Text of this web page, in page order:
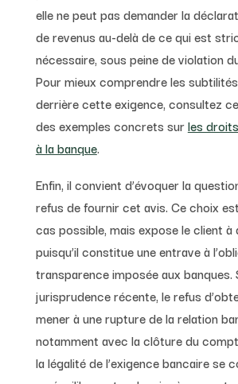
elle ne peut pas demander la
de revenus au-delà de ce qui est
nécessaire, sous peine de violation
Pour mieux comprendre les
derrière cette exigence, consultez
des exemples concrets surles
à la banque.
Enfin, il convient d’évoquer la
refus de fournir cet avis. Ce choix
cas possible, mais expose le client à
puisqu’il constitue une entrave à
transparence imposée aux banques.
jurisprudence récente, le refus
mener à une rupture de la relation
notamment avec la clôture du
la légalité de l’exigence bancaire se